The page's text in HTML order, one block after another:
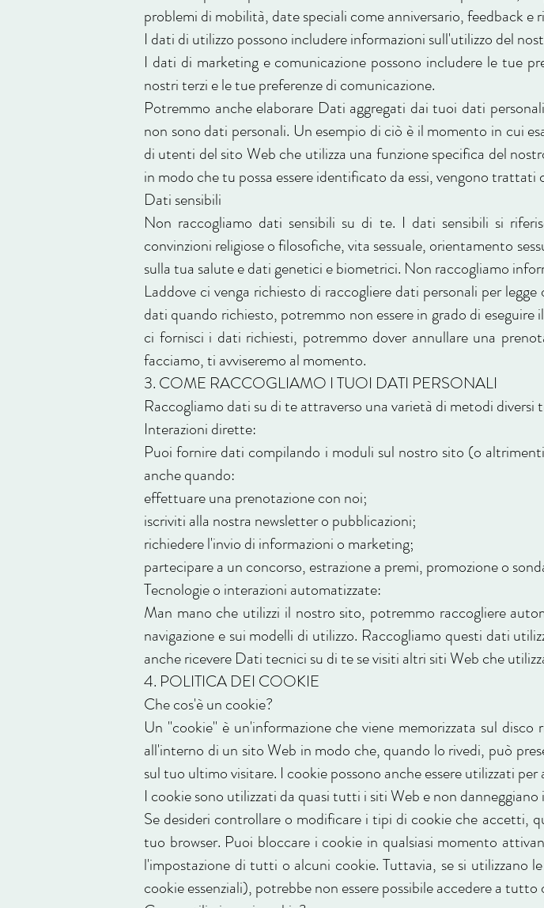
problemi di mobilità, date speciali come anniversario, feedback e
I dati di utilizzo possono includere informazioni sull'utilizzo del
I dati di marketing e comunicazione possono includere le tue
nostri terzi e le tue preferenze di comunicazione.
Potremmo anche elaborare Dati aggregati dai tuoi dati
non sono dati personali. Un esempio di ciò è il momento in cui
di utenti del sito Web che utilizza una funzione specifica del
in modo che tu possa essere identificato da essi, vengono trattati
Dati sensibili
Non raccogliamo dati sensibili su di te. I dati sensibili si
convinzioni religiose o filosofiche, vita sessuale, orientamento
sulla tua salute e dati genetici e biometrici. Non raccogliamo
Laddove ci venga richiesto di raccogliere dati personali per
dati quando richiesto, potremmo non essere in grado di
ci fornisci i dati richiesti, potremmo dover annullare una
facciamo, ti avviseremo al momento.
3. COME RACCOGLIAMO I TUOI DATI PERSONALI
Raccogliamo dati su di te attraverso una varietà di metodi diversi
Interazioni dirette:
Puoi fornire dati compilando i moduli sul nostro sito (o
anche quando:
effettuare una prenotazione con noi;
iscriviti alla nostra newsletter o pubblicazioni;
richiedere l'invio di informazioni o marketing;
partecipare a un concorso, estrazione a premi, promozione o
Tecnologie o interazioni automatizzate:
Man mano che utilizzi il nostro sito, potremmo raccogliere
navigazione e sui modelli di utilizzo. Raccogliamo questi dati
anche ricevere Dati tecnici su di te se visiti altri siti Web che
4. POLITICA DEI COOKIE
Che cos'è un cookie?
Un "cookie" è un'informazione che viene memorizzata sul
all'interno di un sito Web in modo che, quando lo rivedi, può
sul tuo ultimo visitare. I cookie possono anche essere utilizzati
I cookie sono utilizzati da quasi tutti i siti Web e non danneggiano
Se desideri controllare o modificare i tipi di cookie che accetti,
tuo browser. Puoi bloccare i cookie in qualsiasi momento
l'impostazione di tutti o alcuni cookie. Tuttavia, se si utilizzano
cookie essenziali), potrebbe non essere possibile accedere a